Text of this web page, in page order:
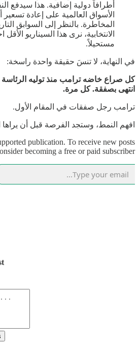
أطرافاً دولية إضافية. هذا سيدفع
الأسواق العالمية على إعادة
المخاطرة. بالنظر إلى السوابق
الانتخابية، نرى هذا السيناريو
مستحيلاً.
في النهاية، لا تنسَ حقيقة واحدة راسخة:
كل صراع خاضه ترامب منذ توليه الرئاسة
انتهى بصفقة. كل مرة.
ترامب رجل صفقات في المقام الأول.
افهم النمط، وستجد الفرصة قبل أن
publication. To receive new posts
becoming a free or paid subscriber.